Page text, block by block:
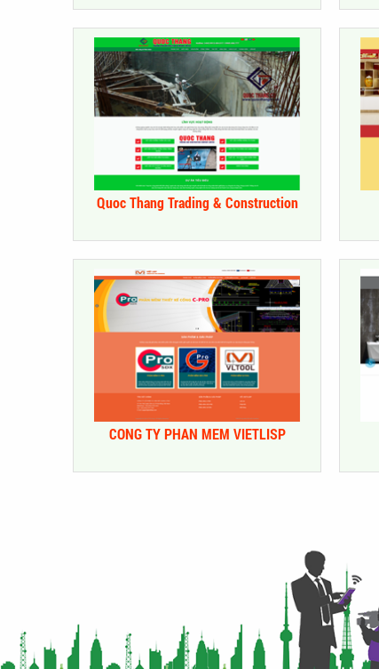
Quoc Thang Trading & Construction
CONG TY PHAN MEM VIETLISP